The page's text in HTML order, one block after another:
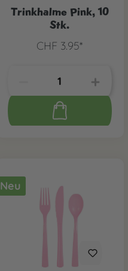
Trinkhalme Pink, 10
Stk.
CHF 3.95*
Neu